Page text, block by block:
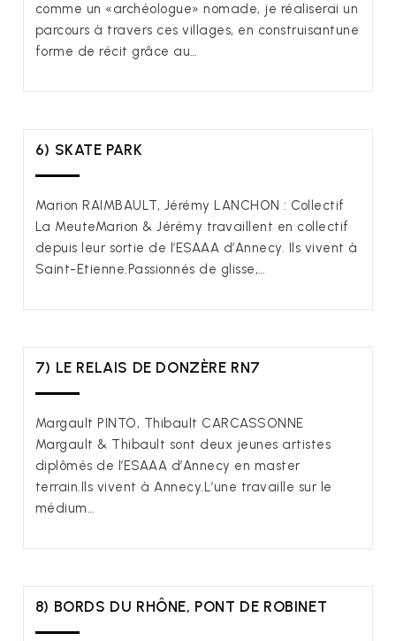
comme un «archéologue» nomade, je réaliserai un
parcours à travers ces villages, en construisantune
forme de récit grâce au…
6) SKATE PARK
Marion RAIMBAULT, Jérémy LANCHON : Collectif
La MeuteMarion & Jérémy travaillent en collectif
depuis leur sortie de l’ESAAA d’Annecy. Ils vivent à
Saint-Etienne.Passionnés de glisse,…
7) LE RELAIS DE DONZÈRE RN7
Margault PINTO, Thibault CARCASSONNE
Margault & Thibault sont deux jeunes artistes
diplômés de l’ESAAA d’Annecy en master
terrain.Ils vivent à Annecy.L’une travaille sur le
médium…
8) BORDS DU RHÔNE, PONT DE ROBINET